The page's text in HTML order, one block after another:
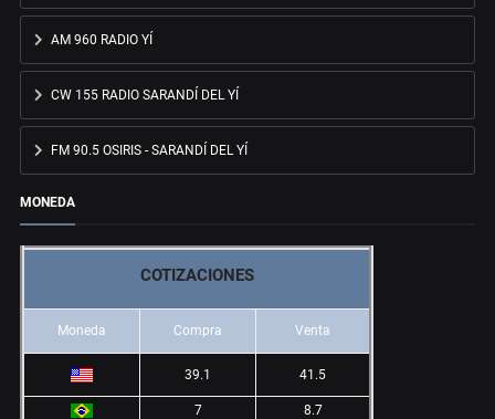
AM 960 RADIO YÍ
CW 155 RADIO SARANDÍ DEL YÍ
FM 90.5 OSIRIS - SARANDÍ DEL YÍ
MONEDA
COTIZACIONES
Moneda Compra Venta
39.1 41.5
7 8.7